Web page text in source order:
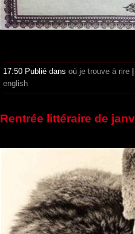
17:50 Publié dans où je trouve à rire
english
Rentrée littéraire de